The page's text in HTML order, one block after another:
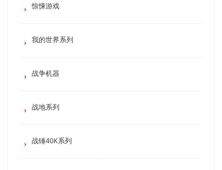
惊悚游戏
我的世界系列
战争机器
战地系列
战锤40K系列